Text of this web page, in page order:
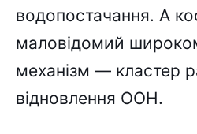
водопостачання. А
маловідомий
механізм — кластер
відновлення ООН.